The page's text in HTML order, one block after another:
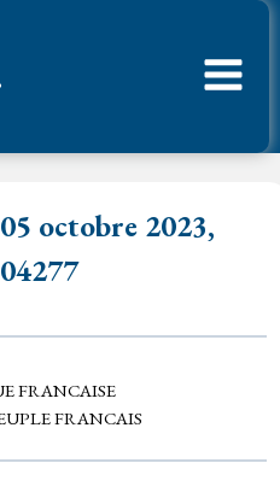
octobre 2023,
FRANCAISE
FRANCAIS